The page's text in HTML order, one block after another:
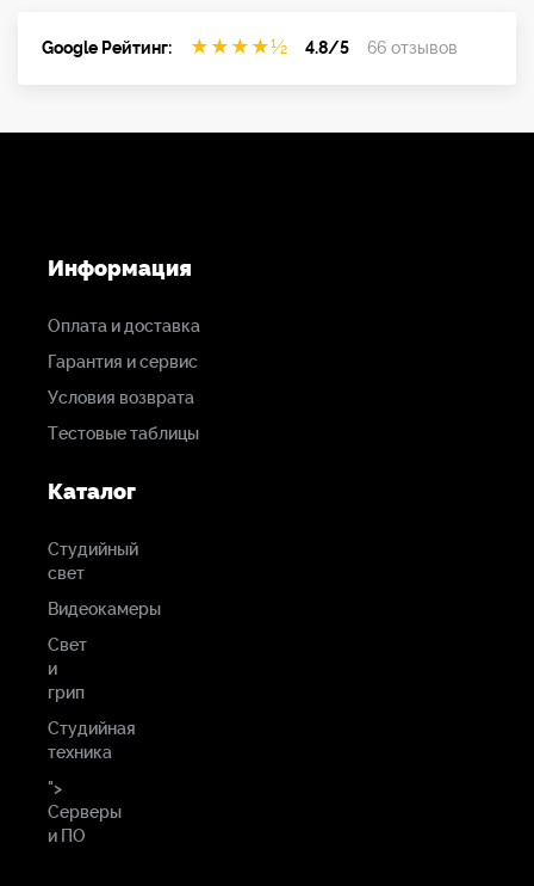
Google Рейтинг: ★ ★ ★ ★½ 4.8/5 66 отзывов
Информация
Оплата и доставка
Гарантия и сервис
Условия возврата
Тестовые таблицы
Каталог
Студийный
свет
Видеокамеры
Свет
и
грип
Студийная
техника
">
Серверы
и ПО